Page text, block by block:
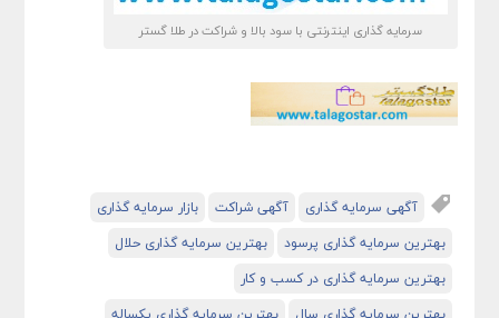
سرمایه گذاری اینترنتی با سود بالا و شراکت در طلا گستر
آگهی سرمایه گذاری آگهی شراکت
بازار سرمایه گذاری
بهترین سرمایه گذاری پرسود
بهترین سرمایه گذاری حلال
بهترین سرمایه گذاری در کسب و کار